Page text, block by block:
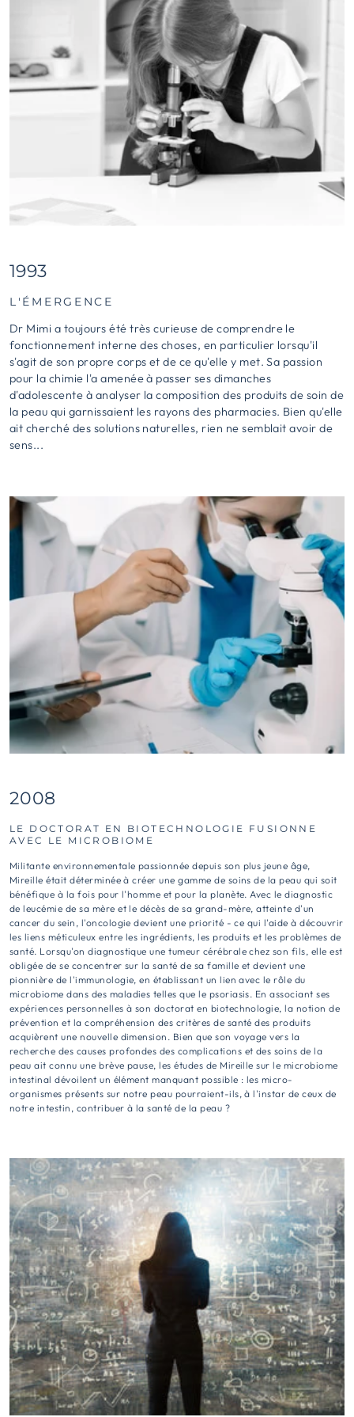
1993
L'ÉMERGENCE
Dr Mimi a toujours été très curieuse de comprendre le
fonctionnement interne des choses, en particulier lorsqu'il
s'agit de son propre corps et de ce qu'elle y met. Sa passion
pour la chimie l'a amenée à passer ses dimanches
d'adolescente à analyser la composition des produits de soin de
la peau qui garnissaient les rayons des pharmacies. Bien qu'elle
ait cherché des solutions naturelles, rien ne semblait avoir de
sens...
2008
LE DOCTORAT EN BIOTECHNOLOGIE FUSIONNE
AVEC LE MICROBIOME
Militante environnementale passionnée depuis son plus jeune âge,
Mireille était déterminée à créer une gamme de soins de la peau qui soit
bénéfique à la fois pour l'homme et pour la planète. Avec le diagnostic
de leucémie de sa mère et le décès de sa grand-mère, atteinte d'un
cancer du sein, l'oncologie devient une priorité - ce qui l'aide à découvrir
les liens méticuleux entre les ingrédients, les produits et les problèmes de
santé. Lorsqu'on diagnostique une tumeur cérébrale chez son fils, elle est
obligée de se concentrer sur la santé de sa famille et devient une
pionnière de l'immunologie, en établissant un lien avec le rôle du
microbiome dans des maladies telles que le psoriasis. En associant ses
expériences personnelles à son doctorat en biotechnologie, la notion de
prévention et la compréhension des critères de santé des produits
acquièrent une nouvelle dimension. Bien que son voyage vers la
recherche des causes profondes des complications et des soins de la
peau ait connu une brève pause, les études de Mireille sur le microbiome
intestinal dévoilent un élément manquant possible : les micro-
organismes présents sur notre peau pourraient-ils, à l'instar de ceux de
notre intestin, contribuer à la santé de la peau ?